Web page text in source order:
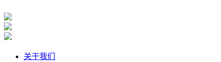
关于我们